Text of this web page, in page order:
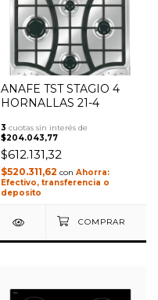
ANAFE TST STAGIO 4
HORNALLAS 21-4
3 cuotas sin interés de
$204.043,77
$612.131,32
$520.311,62 con
Efectivo, transferencia o
deposito